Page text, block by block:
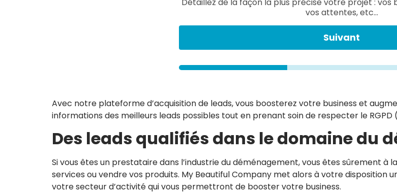
n
s
v
t
r
j
t
*
vos attentes, etc...
Suivant
Avec notre plateforme d’acquisition de leads, vous boosterez votre business et
informations des meilleurs leads possibles tout en prenant soin de respecter le
Des leads qualifiés dans le domaine du
Si vous êtes un prestataire dans l’industrie du déménagement, vous êtes sûrement
services ou vendre vos produits. My Beautiful Company met alors à votre disposition
votre secteur d’activité qui vous permettront de booster votre business.